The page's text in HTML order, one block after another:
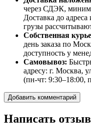
через СДЭК,
Доставка до
грузы
Собственная
день заказа по
доступность у
Самовывоз:
адресу: г. Москва,
(пн-чт: 9:30–18:00,
Добавить комментарий
Написать отзыв